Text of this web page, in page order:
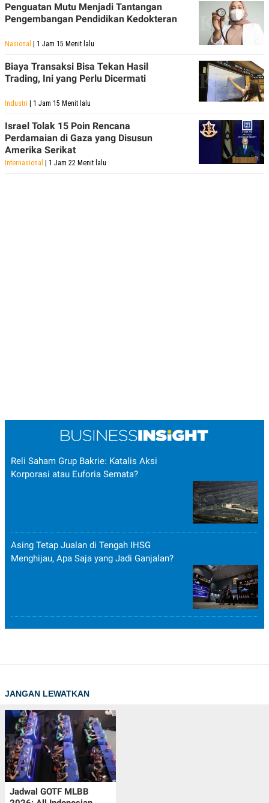
Penguatan Mutu Menjadi Tantangan
Pengembangan Pendidikan Kedokteran
Nasional | 1 Jam 15 Menit lalu
Biaya Transaksi Bisa Tekan Hasil
Trading, Ini yang Perlu Dicermati
Industri | 1 Jam 15 Menit lalu
Israel Tolak 15 Poin Rencana
Perdamaian di Gaza yang Disusun
Amerika Serikat
Internasional | 1 Jam 22 Menit lalu
Reli Saham Grup Bakrie: Katalis Aksi
Korporasi atau Euforia Semata?
Asing Tetap Jualan di Tengah IHSG
Menghijau, Apa Saja yang Jadi Ganjalan?
JANGAN LEWATKAN
Jadwal GOTF MLBB